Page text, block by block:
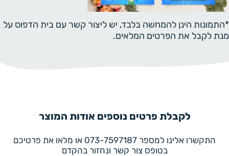
*התמונות הינן להמחשה בלבד, יש ליצור קשר עם בית הדפוס על
מנת לקבל את הפרטים המלאים.
לקבלת פרטים נוספים אודות המוצר
התקשרו אלינו למספר 073-7597187 או מלאו את פרטיכם
בטופס צור קשר ונחזור בהקדם